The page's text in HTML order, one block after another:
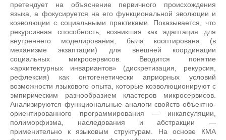
претендует на объяснение первичного происхождения
языка, а фокусируется на его функциональной эволюции и
коэволюции с социальными практиками. Показывается, что
рекурсивная способность, возникшая как адаптация для
внутреннего моделирования, была кооптирована (в
механизме экзаптации) для внешней координации
социальных микросервисов. Вводится понятие
«архитектурных инвариантов» (дискретизация, рекурсия,
рефлексия) как онтогенетически априорных условий
возможности языкового опыта, которые коэволюционируют с
эмпирическим разнообразием кластеров микросервисов.
Анализируются функциональные аналоги свойств объектно-
ориентированного программирования — инкапсуляции,
полиморфизма, наследования и абстракции —
применительно к языковым структурам. На основе КМА